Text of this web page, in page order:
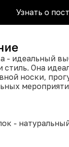
Узнать о
- идеальный
стиль. Она
носки,
-